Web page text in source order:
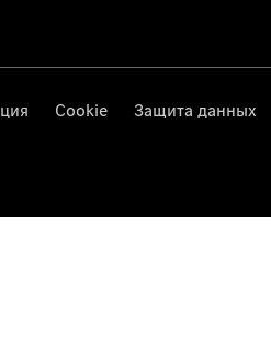
Cookie Защита данных